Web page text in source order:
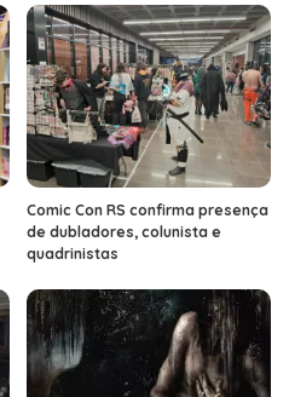
Comic Con RS confirma presença
de dubladores, colunista e
quadrinistas